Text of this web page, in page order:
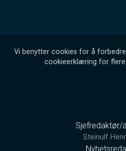
Vi benytter cookies for å
cookieerklæring for flere
Sjefredaktør/
Steinulf